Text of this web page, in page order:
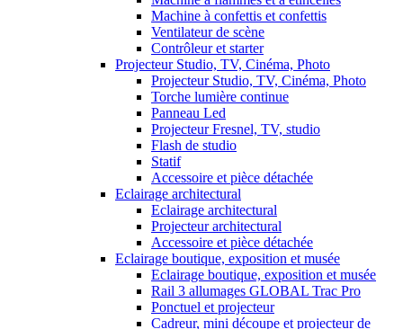
Machine à confettis et confettis
Ventilateur de scène
Contrôleur et starter
Projecteur Studio, TV, Cinéma, Photo
Projecteur Studio, TV, Cinéma, Photo
Torche lumière continue
Panneau Led
Projecteur Fresnel, TV, studio
Flash de studio
Statif
Accessoire et pièce détachée
Eclairage architectural
Eclairage architectural
Projecteur architectural
Accessoire et pièce détachée
Eclairage boutique, exposition et musée
Eclairage boutique, exposition et musée
Rail 3 allumages GLOBAL Trac Pro
Ponctuel et projecteur
Cadreur, mini découpe et projecteur de